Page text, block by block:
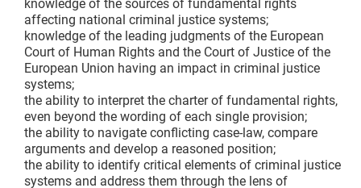
knowledge of the sources of fundamental rights
affecting national criminal justice systems;
knowledge of the leading judgments of the European
Court of Human Rights and the Court of Justice of the
European Union having an impact in criminal justice
systems;
the ability to interpret the charter of fundamental rights,
even beyond the wording of each single provision;
the ability to navigate conflicting case-law, compare
arguments and develop a reasoned position;
the ability to identify critical elements of criminal justice
systems and address them through the lens of